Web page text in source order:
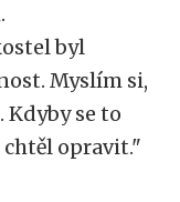
byl
Myslím si,
se to
opravit."